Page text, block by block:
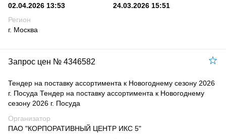
02.04.2026 13:53
24.03.2026 15:51
Регион
г. Москва
Запрос цен № 4346582
Тендер на поставку ассортимента к Новогоднему сезону 2026
г. Посуда Тендер на поставку ассортимента к Новогоднему
сезону 2026 г. Посуда
Организатор
ПАО "КОРПОРАТИВНЫЙ ЦЕНТР ИКС 5"